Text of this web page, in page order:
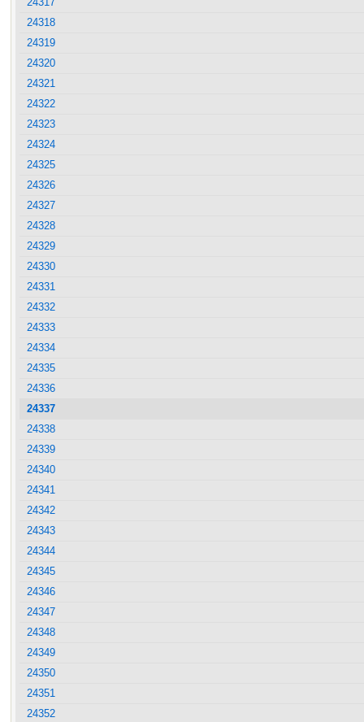
24318
24319
24320
24321
24322
24323
24324
24325
24326
24327
24328
24329
24330
24331
24332
24333
24334
24335
24336
24337
24338
24339
24340
24341
24342
24343
24344
24345
24346
24347
24348
24349
24350
24351
24352